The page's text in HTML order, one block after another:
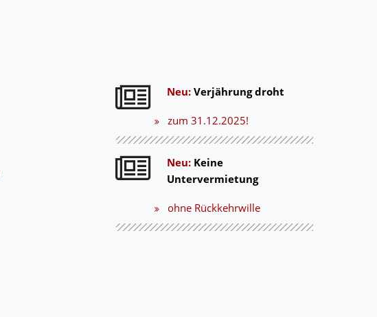
Neu:Verjährung droht
zum 31.12.2025!
Neu: Keine
Untervermietung
ohne Rückkehrwille